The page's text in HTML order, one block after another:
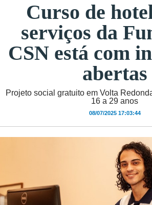
Curso de
serviços da
CSN está com
abertas
Projeto social gratuito em Volta
16 a 29 anos
08/07/2025 17:03:44